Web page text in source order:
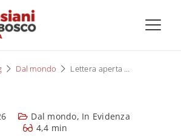
Dal mondo Lettera aperta ai Salesiani Cooperatori di tutto il mondo da Antonio Boccia, già Coordinatore Mondiale dell’Associazione
Dal mondo, In Evidenza
4,4 min